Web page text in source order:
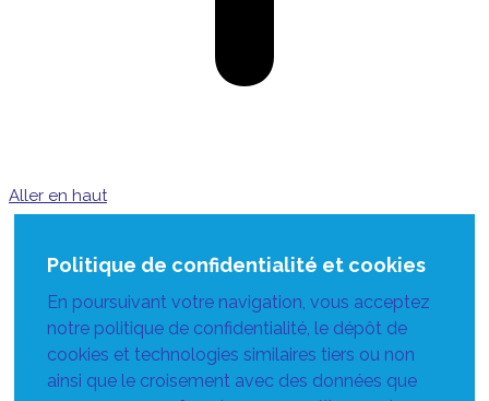
Aller en haut
Politique de confidentialité et cookies
En poursuivant votre navigation, vous acceptez
notre politique de confidentialité, le dépôt de
cookies et technologies similaires tiers ou non
ainsi que le croisement avec des données que